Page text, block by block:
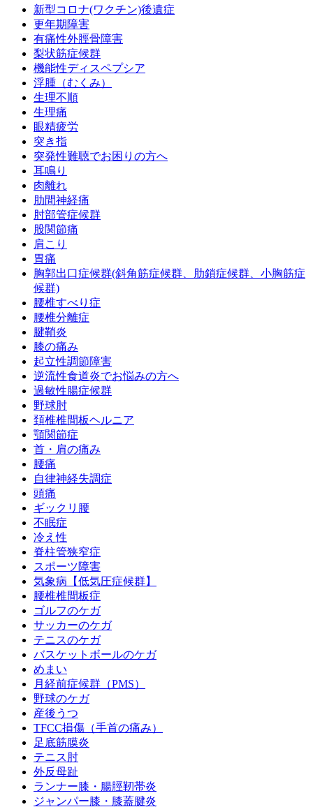
新型コロナ(ワクチン)後遺症
更年期障害
有痛性外脛骨障害
梨状筋症候群
機能性ディスペプシア
浮腫（むくみ）
生理不順
生理痛
眼精疲労
突き指
突発性難聴でお困りの方へ
耳鳴り
肉離れ
肋間神経痛
肘部管症候群
股関節痛
肩こり
胃痛
胸郭出口症候群(斜角筋症候群、肋鎖症候群、小胸筋症
候群)
腰椎すべり症
腰椎分離症
腱鞘炎
膝の痛み
起立性調節障害
逆流性食道炎でお悩みの方へ
過敏性腸症候群
野球肘
頚椎椎間板ヘルニア
顎関節症
首・肩の痛み
腰痛
自律神経失調症
頭痛
ギックリ腰
不眠症
冷え性
脊柱管狭窄症
スポーツ障害
気象病【低気圧症候群】
腰椎椎間板症
ゴルフのケガ
サッカーのケガ
テニスのケガ
バスケットボールのケガ
めまい
月経前症候群（PMS）
野球のケガ
産後うつ
TFCC損傷（手首の痛み）
足底筋膜炎
テニス肘
外反母趾
ランナー膝・腸脛靭帯炎
ジャンパー膝・膝蓋腱炎